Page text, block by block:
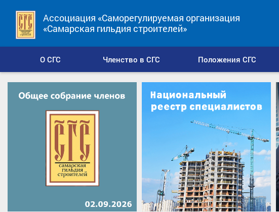
Ассоциация «Саморегулируемая организация
«Самарская гильдия строителей»
О СГС Членство в СГС Положения СГС